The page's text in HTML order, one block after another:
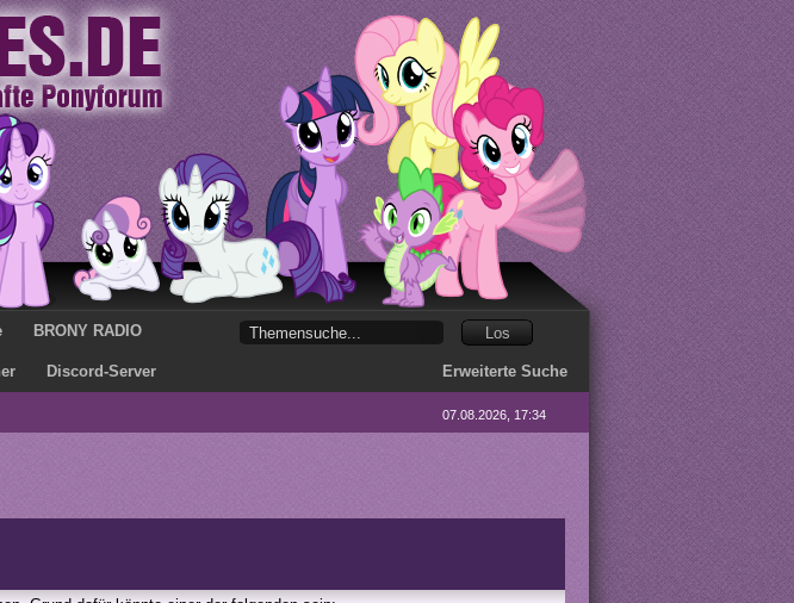
BRONY RADIO
Discord-Server Erweiterte Suche
07.08.2026, 17:34